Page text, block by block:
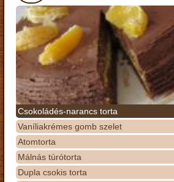
Csokoládés-narancs torta
Vaníliakrémes gomb szelet
Atomtorta
Málnás túrótorta
Dupla csokis torta